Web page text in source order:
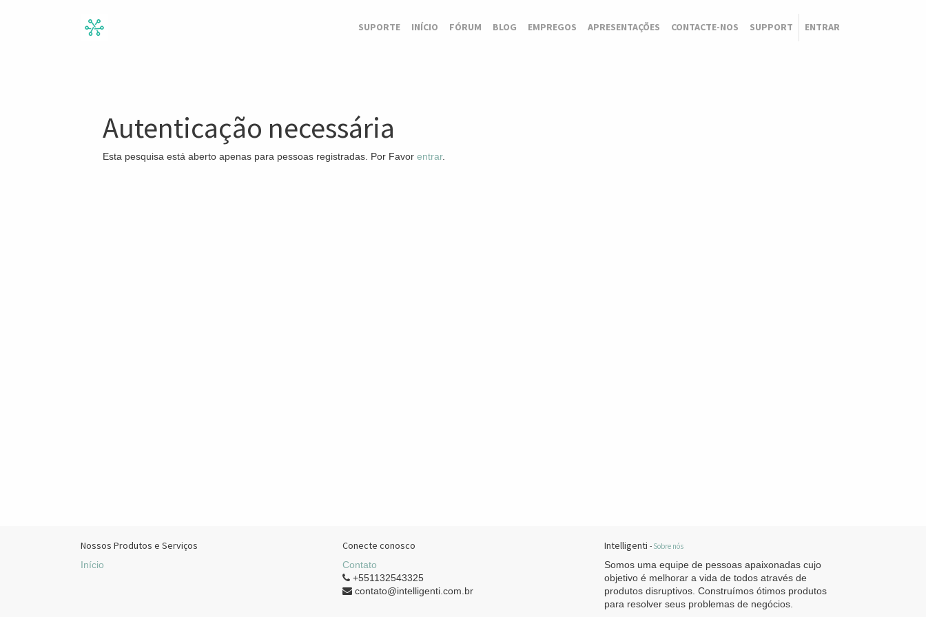
SUPORTE INÍCIO FÓRUM BLOG EMPREGOS APRESENTAÇÕES CONTACTE-NOS SUPPORT ENTRAR
Autenticação necessária
Esta pesquisa está aberto apenas para pessoas registradas. Por Favor entrar.
Nossos Produtos e Serviços
Início
Conecte conosco
Contato
+551132543325
contato@intelligenti.com.br
Intelligenti - Sobre nós
Somos uma equipe de pessoas apaixonadas cujo
objetivo é melhorar a vida de todos através de
produtos disruptivos. Construímos ótimos produtos
para resolver seus problemas de negócios.